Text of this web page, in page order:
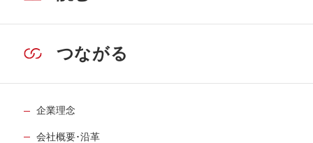
つながる
企業理念
会社概要･沿革